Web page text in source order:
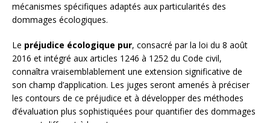
mécanismes spécifiques adaptés aux particularités des
dommages écologiques.
Le préjudice écologique pur, consacré par la loi du 8 août
2016 et intégré aux articles 1246 à 1252 du Code civil,
connaîtra vraisemblablement une extension significative de
son champ d’application. Les juges seront amenés à préciser
les contours de ce préjudice et à développer des méthodes
d’évaluation plus sophistiquées pour quantifier des dommages